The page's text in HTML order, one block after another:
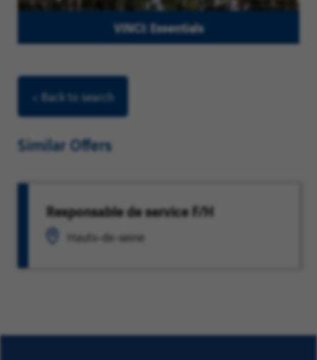
VINCI: Essentials
< Back to search
Similar Offers
Responsable de service F/H
Hauts-de-seine